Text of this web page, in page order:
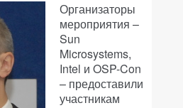
Организаторы
мероприятия –
Sun
Microsystems,
Intel и OSP-Con
– предоставили
участникам